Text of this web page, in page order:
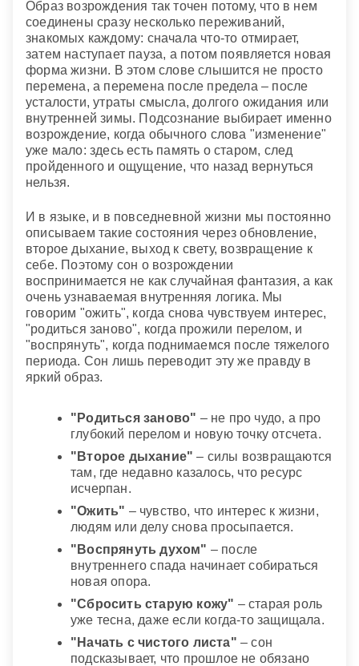
Образ возрождения так точен потому, что в нем
соединены сразу несколько переживаний,
знакомых каждому: сначала что-то отмирает,
затем наступает пауза, а потом появляется новая
форма жизни. В этом слове слышится не просто
перемена, а перемена после предела – после
усталости, утраты смысла, долгого ожидания или
внутренней зимы. Подсознание выбирает именно
возрождение, когда обычного слова "изменение"
уже мало: здесь есть память о старом, след
пройденного и ощущение, что назад вернуться
нельзя.
И в языке, и в повседневной жизни мы постоянно
описываем такие состояния через обновление,
второе дыхание, выход к свету, возвращение к
себе. Поэтому сон о возрождении
воспринимается не как случайная фантазия, а как
очень узнаваемая внутренняя логика. Мы
говорим "ожить", когда снова чувствуем интерес,
"родиться заново", когда прожили перелом, и
"воспрянуть", когда поднимаемся после тяжелого
периода. Сон лишь переводит эту же правду в
яркий образ.
"Родиться заново" – не про чудо, а про
глубокий перелом и новую точку отсчета.
"Второе дыхание" – силы возвращаются
там, где недавно казалось, что ресурс
исчерпан.
"Ожить" – чувство, что интерес к жизни,
людям или делу снова просыпается.
"Воспрянуть духом" – после
внутреннего спада начинает собираться
новая опора.
"Сбросить старую кожу" – старая роль
уже тесна, даже если когда-то защищала.
"Начать с чистого листа" – сон
подсказывает, что прошлое не обязано